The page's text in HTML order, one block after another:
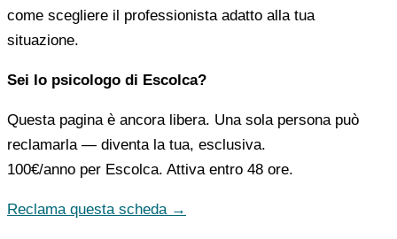
come scegliere il professionista adatto alla tua
situazione.
Sei lo psicologo di Escolca?
Questa pagina è ancora libera. Una sola persona può
reclamarla — diventa la tua, esclusiva.
100€/anno per Escolca. Attiva entro 48 ore.
Reclama questa scheda →